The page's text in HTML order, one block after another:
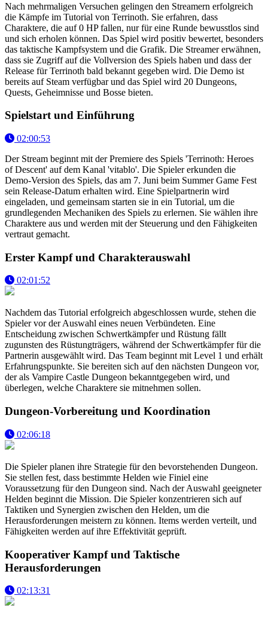
Nach mehrmaligen Versuchen gelingen den Streamern erfolgreich
die Kämpfe im Tutorial von Terrinoth. Sie erfahren, dass
Charaktere, die auf 0 HP fallen, nur für eine Runde bewusstlos sind
und sich erholen können. Das Spiel wird positiv bewertet, besonders
das taktische Kampfsystem und die Grafik. Die Streamer erwähnen,
dass sie Zugriff auf die Vollversion des Spiels haben und dass der
Release für Terrinoth bald bekannt gegeben wird. Die Demo ist
bereits auf Steam verfügbar und das Spiel wird 20 Dungeons,
Quests, Geheimnisse und Bosse bieten.
Spielstart und Einführung
02:00:53
Der Stream beginnt mit der Premiere des Spiels 'Terrinoth: Heroes
of Descent' auf dem Kanal 'vitablo'. Die Spieler erkunden die
Demo-Version des Spiels, das am 7. Juni beim Summer Game Fest
sein Release-Datum erhalten wird. Eine Spielpartnerin wird
eingeladen, und gemeinsam starten sie in ein Tutorial, um die
grundlegenden Mechaniken des Spiels zu erlernen. Sie wählen ihre
Charaktere aus und werden mit der Steuerung und den Fähigkeiten
vertraut gemacht.
Erster Kampf und Charakterauswahl
02:01:52
Nachdem das Tutorial erfolgreich abgeschlossen wurde, stehen die
Spieler vor der Auswahl eines neuen Verbündeten. Eine
Entscheidung zwischen Schwertkämpfer und Rüstung fällt
zugunsten des Rüstungträgers, während der Schwertkämpfer für die
Partnerin ausgewählt wird. Das Team beginnt mit Level 1 und erhält
Erfahrungspunkte. Sie bereiten sich auf den nächsten Dungeon vor,
der als Vampire Castle Dungeon bekanntgegeben wird, und
überlegen, welche Charaktere sie mitnehmen sollen.
Dungeon-Vorbereitung und Koordination
02:06:18
Die Spieler planen ihre Strategie für den bevorstehenden Dungeon.
Sie stellen fest, dass bestimmte Helden wie Finiel eine
Voraussetzung für den Dungeon sind. Nach der Auswahl geeigneter
Helden beginnt die Mission. Die Spieler konzentrieren sich auf
Taktiken und Synergien zwischen den Helden, um die
Herausforderungen meistern zu können. Items werden verteilt, und
Fähigkeiten werden auf ihre Effektivität geprüft.
Kooperativer Kampf und Taktische
Herausforderungen
02:13:31